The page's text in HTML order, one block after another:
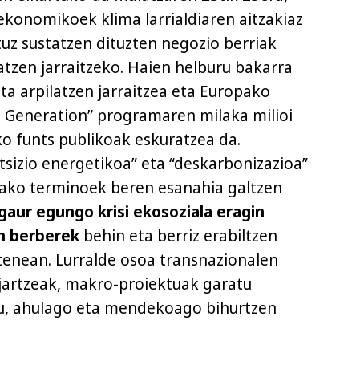
klima larrialdiaren aitzakiaz
sustatzen dituzten negozio berriak
jarraitzeko. Haien helburu bakarra
arpilatzen jarraitzea eta Europako
Generation” programaren milaka milioi
funts publikoak eskuratzea da.
energetikoa” eta “deskarbonizazioa”
terminoek beren esanahia galtzen
egungo krisi ekosoziala eragin
berberekbehin eta berriz erabiltzen
Lurralde osoa transnazionalen
makro-proiektuak garatu
ahulago eta mendekoago bihurtzen